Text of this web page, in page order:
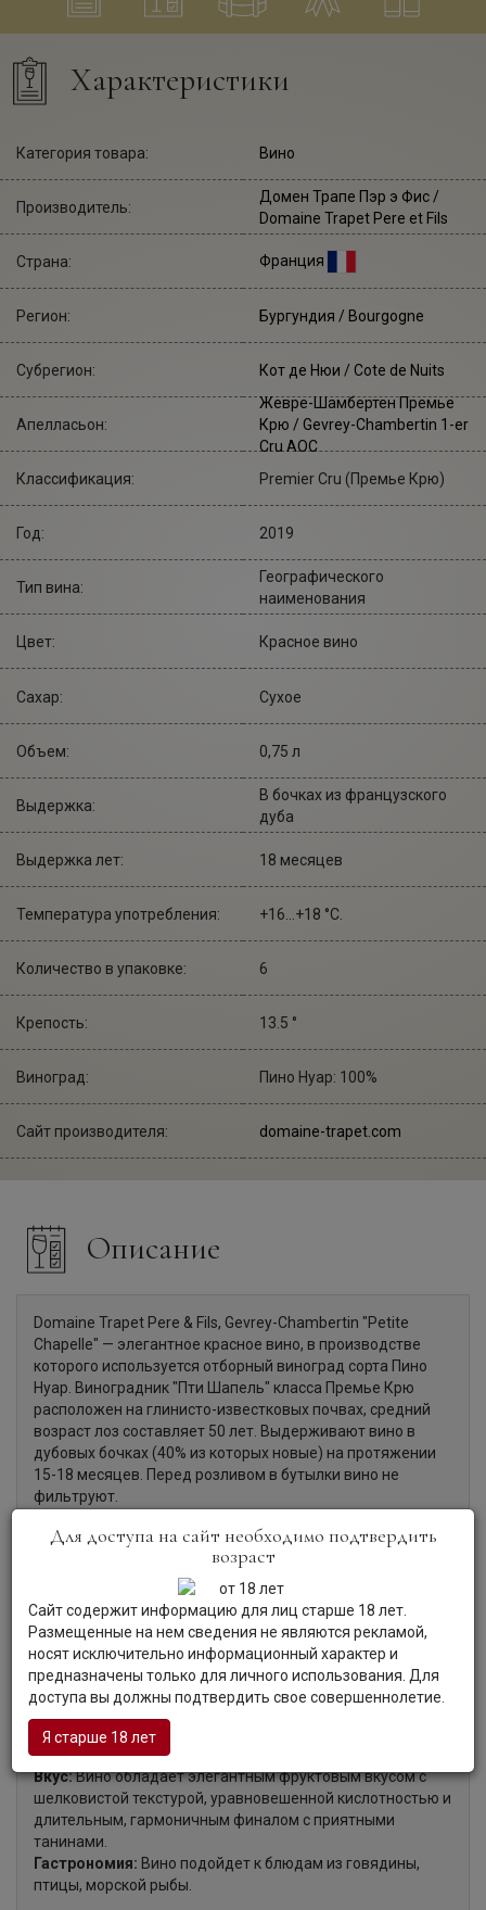
Характеристики
Категория товара: Вино
Производитель:
Домен Трапе Пэр э Фис /
Domaine Trapet Pere et Fils
Страна: Франция
Регион: Бургундия / Bourgogne
Субрегион: Кот де Нюи / Cote de Nuits
Апелласьон:
Жевре-Шамбертен Премье
Крю / Gevrey-Chambertin 1-er
Cru AOC
Классификация:
Premier Cru (Премье Крю)
Год: 2019
Тип вина:
Географического
наименования
Цвет: Красное вино
Сахар: Сухое
Объем: 0,75 л
Выдержка:
В бочках из французского
дуба
Выдержка лет: 18 месяцев
Температура употребления: +16...+18 °С.
Количество в упаковке: 6
Крепость: 13.5 °
Виноград: Пино Нуар: 100%
Сайт производителя: domaine-trapet.com
Описание
Domaine Trapet Pere & Fils, Gevrey-Chambertin "Petite
Chapelle" — элегантное красное вино, в производстве
которого используется отборный виноград сорта Пино
Нуар. Виноградник "Пти Шапель" класса Премье Крю
расположен на глинисто-известковых почвах, средний
возраст лоз составляет 50 лет. Выдерживают вино в
дубовых бочках (40% из которых новые) на протяжении
15-18 месяцев. Перед розливом в бутылки вино не
фильтруют.
Органолептические характеристики:
Вино темно-рубинового цвета с вишневыми
Аромат:
Богатый, чистый аромат вина наполнен тонами
спелых черных фруктов и ягод (ежевики, черной
смородины, сливы), а также нотами лакрицы, фиалки и
сладких специй.
Вкус:Вино обладает элегантным фруктовым вкусом c
шелковистой текстурой, уравновешенной кислотностью и
длительным, гармоничным финалом с приятными
танинами.
Гастрономия: Вино подойдет к блюдам из говядины,
птицы, морской рыбы.
Для доступа на сайт необходимо подтвердить
возраст
Сайт содержит информацию для лиц старше 18 лет.
Размещенные на нем сведения не являются рекламой,
носят исключительно информационный характер и
предназначены только для личного использования. Для
доступа вы должны подтвердить свое совершеннолетие.
Я старше 18 лет